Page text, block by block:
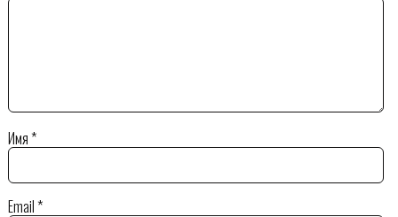
Имя*
Email*